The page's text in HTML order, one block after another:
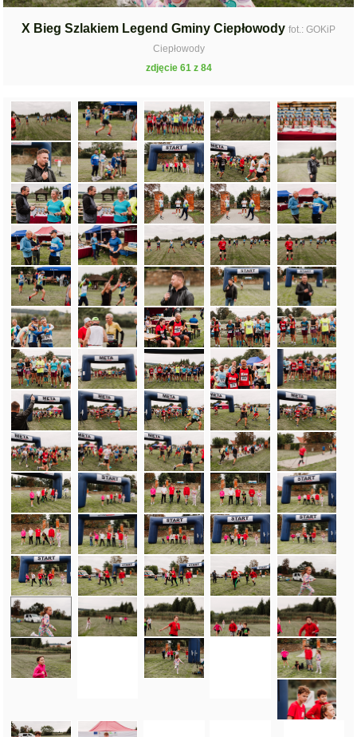
X Bieg Szlakiem Legend Gminy Ciepłowody fot.: GOKiP
Ciepłowody
zdjęcie 61 z 84